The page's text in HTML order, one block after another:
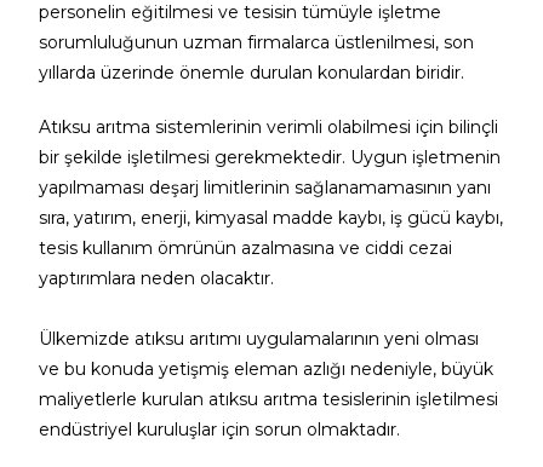
personelin eğitilmesi ve tesisin tümüyle işletme
sorumluluğunun uzman firmalarca üstlenilmesi, son
yıllarda üzerinde önemle durulan konulardan biridir.
Atıksu arıtma sistemlerinin verimli olabilmesi için bilinçli
bir şekilde işletilmesi gerekmektedir. Uygun işletmenin
yapılmaması deşarj limitlerinin sağlanamamasının yanı
sıra, yatırım, enerji, kimyasal madde kaybı, iş gücü kaybı,
tesis kullanım ömrünün azalmasına ve ciddi cezai
yaptırımlara neden olacaktır.
Ülkemizde atıksu arıtımı uygulamalarının yeni olması
ve bu konuda yetişmiş eleman azlığı nedeniyle, büyük
maliyetlerle kurulan atıksu arıtma tesislerinin işletilmesi
endüstriyel kuruluşlar için sorun olmaktadır.